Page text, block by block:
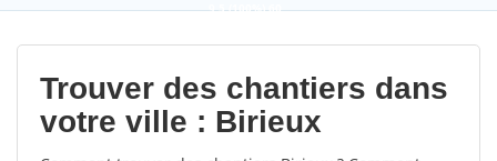
9,5(100%)60
votes
Trouver des chantiers dans
votre ville : Birieux